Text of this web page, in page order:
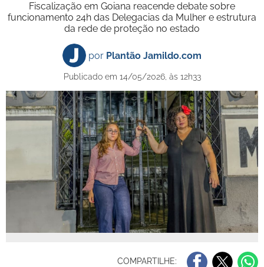
Fiscalização em Goiana reacende debate sobre
funcionamento 24h das Delegacias da Mulher e estrutura
da rede de proteção no estado
por Plantão Jamildo.com
Publicado em 14/05/2026, às 12h33
COMPARTILHE: